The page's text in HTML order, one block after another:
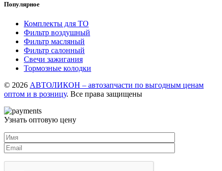
Популярное
Комплекты для ТО
Фильтр воздушный
Фильтр масляный
Фильтр салонный
Свечи зажигания
Тормозные колодки
© 2026 АВТОЛИКОН – автозапчасти по выгодным ценам
оптом и в розницу. Все права защищены
Узнать оптовую цену